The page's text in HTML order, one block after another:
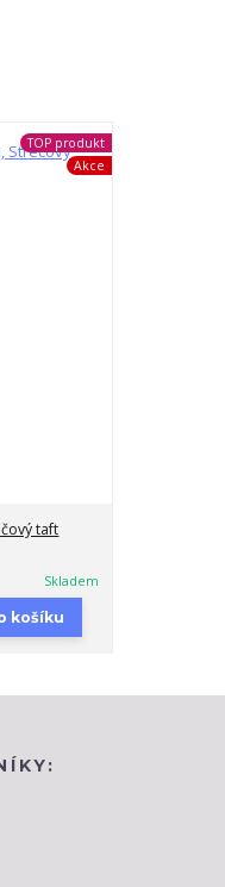
TOP produkt
Akce
taft
Skladem
košíku